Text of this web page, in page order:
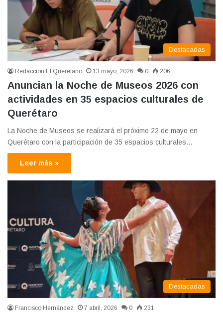
Destacadas
Redacción El Queretano 13 mayo, 2026 0 206
Anuncian la Noche de Museos 2026 con
actividades en 35 espacios culturales de
Querétaro
La Noche de Museos se realizará el próximo 22 de mayo en
Querétaro con la participación de 35 espacios culturales…
Leer más »
Destacadas
Francisco Hernández 7 abril, 2026 0 231